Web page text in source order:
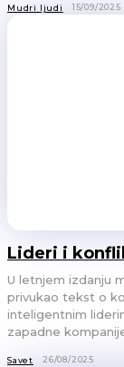
Mudri ljudi 15/09/2025
Lideri i
U letnjem izdanju
privukao tekst o
inteligentnim liderima. Poslednjih godina, po
zapadne
Savet 26/08/2025